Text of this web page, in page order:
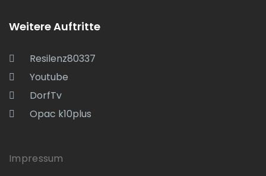
Weitere Auftritte
Resilenz80337
Youtube
DorfTv
Opac k10plus
Impressum